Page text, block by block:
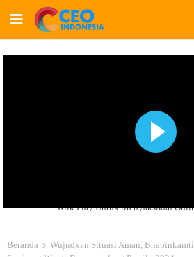
Klik Play Untuk Menyaksikan
Beranda
Wujudkan Situasi Aman,